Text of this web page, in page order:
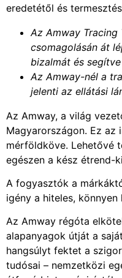
eredetétől és
Az Amway Tracing
csomagolásán át
bizalmát és
Az Amway-nél a
jelenti az ellátási
Az Amway, a világ
Magyarországon. Ez
mérföldköve. Lehetővé
egészen a kész étrend-
A fogyasztók a
igény a hiteles,
Az Amway régóta
alapanyagok útját a
hangsúlyt fektet a
tudósai – nemzetközi